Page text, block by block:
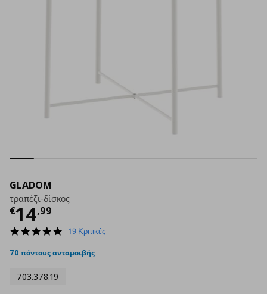
GLADOM
τραπέζι-δίσκος
€14,99
Τρέχουσα τιμή
4.8
rating
19 Κριτικές
70 πόντους ανταμοιβής
703.378.19